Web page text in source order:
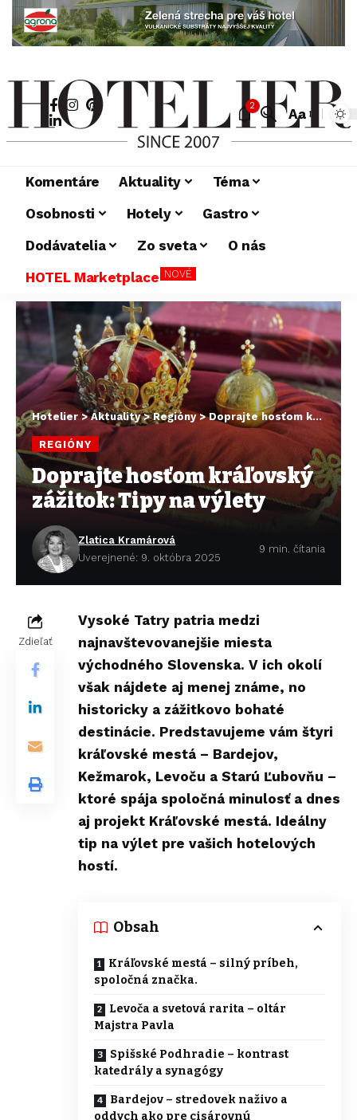
2
Aa
Komentáre Aktuality
Téma
Osobnosti
Hotely
Gastro
Dodávatelia
Zo sveta
O nás
HOTEL Marketplace NOVÉ
Hotelier>Aktuality>Regióny>Doprajte hosťom kráľovský zážitok: Tipy na výlety
REGIÓNY
Doprajte hosťom kráľovský
zážitok: Tipy na výlety
Zlatica Kramárová
Uverejnené: 9. októbra 2025
9 min. čítania
Zdieľať
Vysoké Tatry patria medzi
najnavštevovanejšie miesta
východného Slovenska. V ich okolí
však nájdete aj menej známe, no
historicky a zážitkovo bohaté
destinácie. Predstavujeme vám štyri
kráľovské mestá – Bardejov,
Kežmarok, Levoču a Starú Ľubovňu –
ktoré spája spoločná minulosť a dnes
aj projekt Kráľovské mestá. Ideálny
tip na výlet pre vašich hotelových
hostí.
Obsah
Kráľovské mestá – silný príbeh,
spoločná značka.
Levoča a svetová rarita – oltár
Majstra Pavla
Spišské Podhradie – kontrast
katedrály a synagógy
Bardejov – stredovek naživo a
oddych ako pre cisárovnú